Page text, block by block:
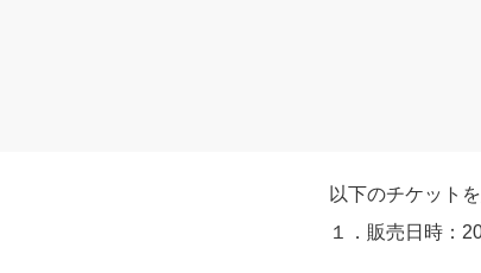
以下のチケット
１．販売日時：